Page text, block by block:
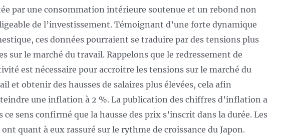
par une consommation intérieure soutenue et un rebond non
de l’investissement. Témoignant d’une forte dynamique
ces données pourraient se traduire par des tensions plus
sur le marché du travail. Rappelons que le redressement de
est nécessaire pour accroitre les tensions sur le marché du
et obtenir des hausses de salaires plus élevées, cela afin
une inflation à 2 %. La publication des chiffres d’inflation a
ce sens confirmé que la hausse des prix s’inscrit dans la durée. Les
ont quant à eux rassuré sur le rythme de croissance du Japon.